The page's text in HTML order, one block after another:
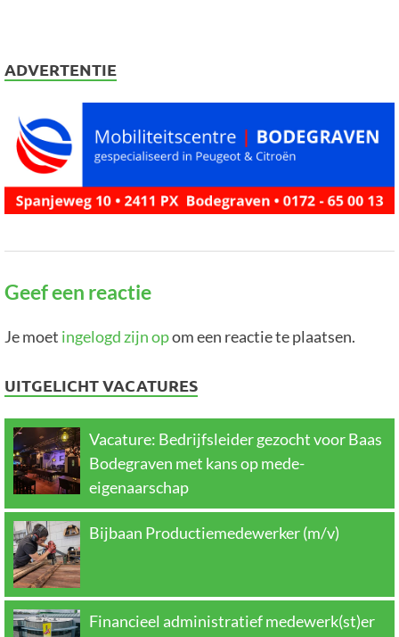
ADVERTENTIE
Geef een reactie
Je moet ingelogd zijn opom een reactie te plaatsen.
UITGELICHT VACATURES
Vacature: Bedrijfsleider gezocht voor Baas
Bodegraven met kans op mede-
eigenaarschap
Bijbaan Productiemedewerker (m/v)
Financieel administratief medewerk(st)er